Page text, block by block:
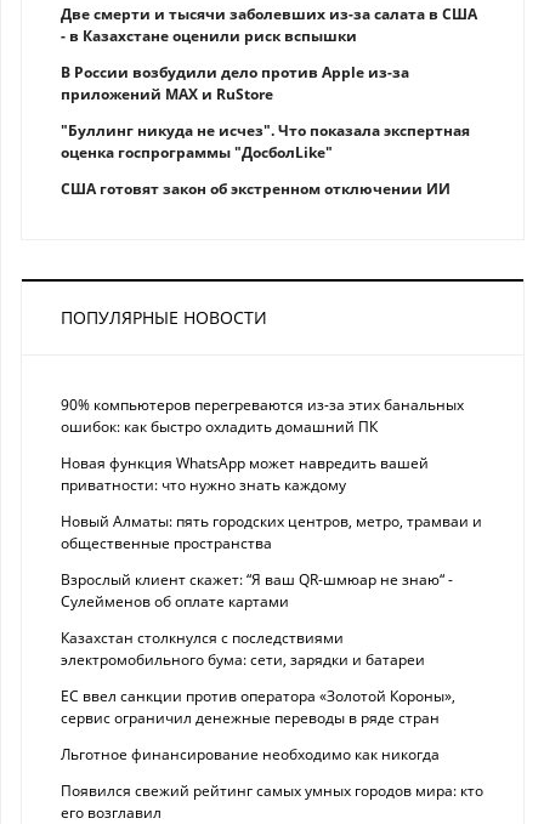
Две смерти и тысячи заболевших из-за салата в США
- в Казахстане оценили риск вспышки
В России возбудили дело против Apple из-за
приложений MAX и RuStore
"Буллинг никуда не исчез". Что показала экспертная
оценка госпрограммы "ДосболLike"
США готовят закон об экстренном отключении ИИ
ПОПУЛЯРНЫЕ НОВОСТИ
90% компьютеров перегреваются из-за этих банальных
ошибок: как быстро охладить домашний ПК
Новая функция WhatsApp может навредить вашей
приватности: что нужно знать каждому
Новый Алматы: пять городских центров, метро, трамваи и
общественные пространства
Взрослый клиент скажет: “Я ваш QR-шмюар не знаю“ -
Сулейменов об оплате картами
Казахстан столкнулся с последствиями
электромобильного бума: сети, зарядки и батареи
ЕС ввел санкции против оператора «Золотой Короны»,
сервис ограничил денежные переводы в ряде стран
Льготное финансирование необходимо как никогда
Появился свежий рейтинг самых умных городов мира: кто
его возглавил